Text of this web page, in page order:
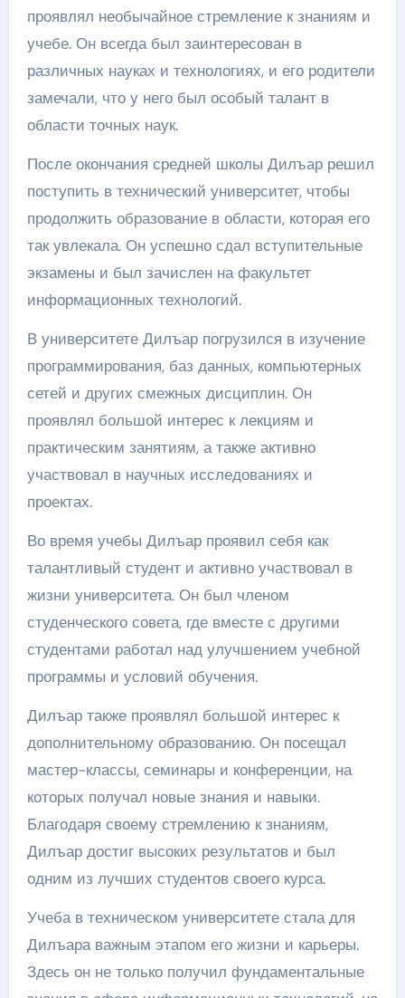
проявлял необычайное стремление к знаниям и
учебе. Он всегда был заинтересован в
различных науках и технологиях, и его родители
замечали, что у него был особый талант в
области точных наук.
После окончания средней школы Дилъар решил
поступить в технический университет, чтобы
продолжить образование в области, которая его
так увлекала. Он успешно сдал вступительные
экзамены и был зачислен на факультет
информационных технологий.
В университете Дилъар погрузился в изучение
программирования, баз данных, компьютерных
сетей и других смежных дисциплин. Он
проявлял большой интерес к лекциям и
практическим занятиям, а также активно
участвовал в научных исследованиях и
проектах.
Во время учебы Дилъар проявил себя как
талантливый студент и активно участвовал в
жизни университета. Он был членом
студенческого совета, где вместе с другими
студентами работал над улучшением учебной
программы и условий обучения.
Дилъар также проявлял большой интерес к
дополнительному образованию. Он посещал
мастер-классы, семинары и конференции, на
которых получал новые знания и навыки.
Благодаря своему стремлению к знаниям,
Дилъар достиг высоких результатов и был
одним из лучших студентов своего курса.
Учеба в техническом университете стала для
Дилъара важным этапом его жизни и карьеры.
Здесь он не только получил фундаментальные